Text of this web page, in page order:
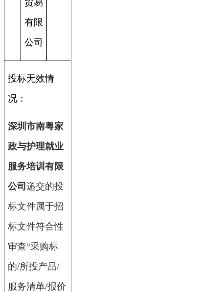
有限
公司
投标无效情
况：
深圳市南粤家
政与护理就业
服务培训有限
公司递交的投
标文件属于招
标文件符合性
审查“采购标
的/所投产品/
服务清单/报价